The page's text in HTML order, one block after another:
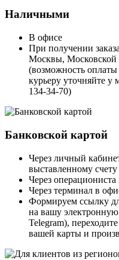
Наличными
В офисе
При получении
Москвы, Московской
(возможность
курьеру уточняйте у
134-34-70)
Банковской картой
Через личный
выставленному счету
Через
Через терминал в
Формируем ссылку
на вашу
Telegram),
вашей карты и